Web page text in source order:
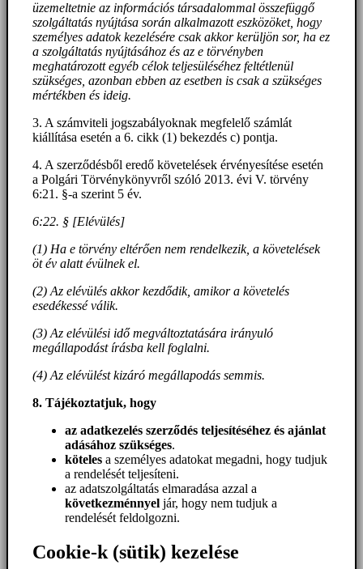
üzemeltetnie az információs társadalommal összefüggő
szolgáltatás nyújtása során alkalmazott eszközöket, hogy
személyes adatok kezelésére csak akkor kerüljön sor, ha ez
a szolgáltatás nyújtásához és az e törvényben
meghatározott egyéb célok teljesüléséhez feltétlenül
szükséges, azonban ebben az esetben is csak a szükséges
mértékben és ideig.
3. A számviteli jogszabályoknak megfelelő számlát
kiállítása esetén a 6. cikk (1) bekezdés c) pontja.
4. A szerződésből eredő követelések érvényesítése esetén
a Polgári Törvénykönyvről szóló 2013. évi V. törvény
6:21. §-a szerint 5 év.
6:22. § [Elévülés]
(1) Ha e törvény eltérően nem rendelkezik, a követelések
öt év alatt évülnek el.
(2) Az elévülés akkor kezdődik, amikor a követelés
esedékessé válik.
(3) Az elévülési idő megváltoztatására irányuló
megállapodást írásba kell foglalni.
(4) Az elévülést kizáró megállapodás semmis.
8. Tájékoztatjuk, hogy
az adatkezelés szerződés teljesítéséhez és ajánlat
adásához szükséges.
köteles a személyes adatokat megadni, hogy tudjuk
a rendelését teljesíteni.
az adatszolgáltatás elmaradása azzal a
következménnyel jár, hogy nem tudjuk a
rendelését feldolgozni.
Cookie-k (sütik) kezelése